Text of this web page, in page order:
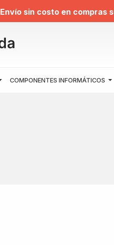
Envío sin costo en compras
COMPONENTES INFORMÁTICOS